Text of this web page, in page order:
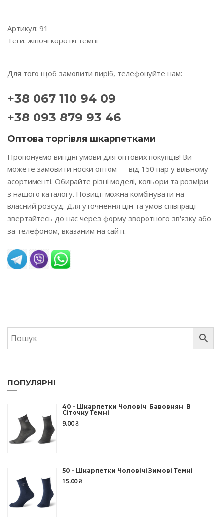
Артикул: 91
Теги: жіночі короткі темні
Для того щоб замовити виріб, телефонуйте нам:
+38 067 110 94 09
+38 093 879 93 46
Оптова торгівля шкарпетками
Пропонуємо вигідні умови для оптових покупців! Ви
можете замовити носки оптом — від 150 пар у вільному
асортименті. Обирайте різні моделі, кольори та розміри
з нашого каталогу. Позиції можна комбінувати на
власний розсуд. Для уточнення цін та умов співпраці —
звертайтесь до нас через форму зворотного зв'язку або
за телефоном, вказаним на сайті.
ПОПУЛЯРНІ
40 – Шкарпетки Чоловічі Бавовняні В
Сіточку Темні
9.00₴
50 – Шкарпетки Чоловічі Зимові Темні
15.00₴